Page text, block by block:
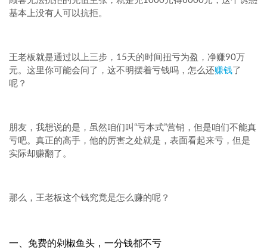
基本上没有人可以抗拒。
王老板就是通过以上三步，15天的时间扭亏为盈，净赚90万
元。这里你可能会问了，这不明摆着亏钱吗，怎么还赚钱 了
呢？
朋友，我想说的是，虽然咱们叫“亏本式”营销，但是咱们不能真
亏吧。真正的高手，他的厉害之处就是，表面看起来亏，但是
实际却赚翻了。
那么，王老板这个钱究竟是怎么赚的呢？
一、免费的剁椒鱼头，一分钱都不亏